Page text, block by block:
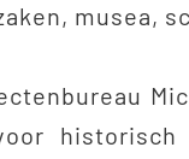
musea,